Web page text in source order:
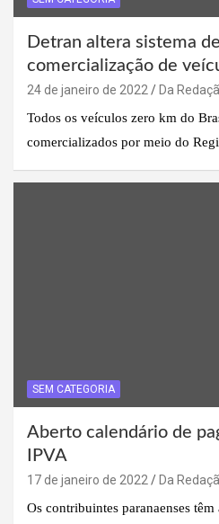
Detran altera sistema
comercialização de
24 de janeiro de 2022
Da
Todos os veículos zero km do
comercializados por meio do
SEM CATEGORIA
Aberto calendário de
IPVA
17 de janeiro de 2022
Da
Os contribuintes paranaenses